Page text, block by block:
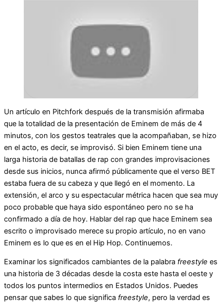
Un artículo en Pitchfork después de la transmisión afirmaba
que la totalidad de la presentación de Eminem de más de 4
minutos, con los gestos teatrales que la acompañaban, se hizo
en el acto, es decir, se improvisó. Si bien Eminem tiene una
larga historia de batallas de rap con grandes improvisaciones
desde sus inicios, nunca afirmó públicamente que el verso BET
estaba fuera de su cabeza y que llegó en el momento. La
extensión, el arco y su espectacular métrica hacen que sea muy
poco probable que haya sido espontáneo pero no se ha
confirmado a día de hoy. Hablar del rap que hace Eminem sea
escrito o improvisado merece su propio artículo, no en vano
Eminem es lo que es en el Hip Hop. Continuemos.
Examinar los significados cambiantes de la palabra freestyle es
una historia de 3 décadas desde la costa este hasta el oeste y
todos los puntos intermedios en Estados Unidos. Puedes
pensar que sabes lo que significa freestyle, pero la verdad es